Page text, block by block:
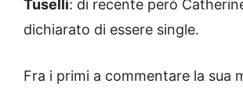
Tuselli: di recente però
dichiarato di essere single.
Fra i primi a commentare la sua